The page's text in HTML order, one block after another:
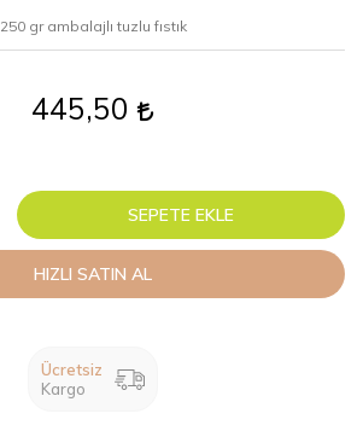
250 gr ambalajlı tuzlu fıstık
445,50
SEPETE EKLE
HIZLI SATIN AL
Ücretsiz
Kargo